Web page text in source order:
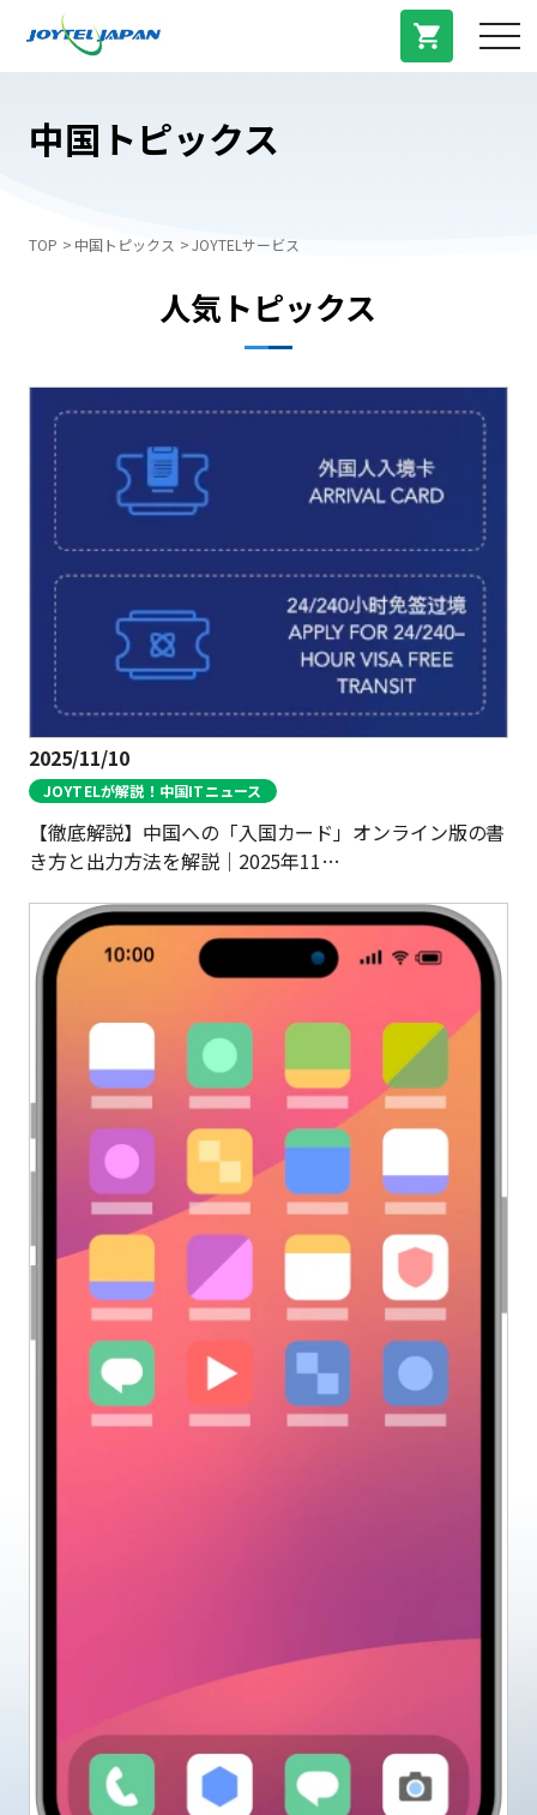
お問い合わせ
ログイン
WiFiレンタルプランお申し込み
中国トピックス
法人登録
中国トピックス
TOP 中国トピックス JOYTELサービス
人気トピックス
2025/11/10
JOYTELが解説！中国ITニュース
【徹底解説】中国への「入国カード」オンライン版の書
き方と出力方法を解説｜2025年11…